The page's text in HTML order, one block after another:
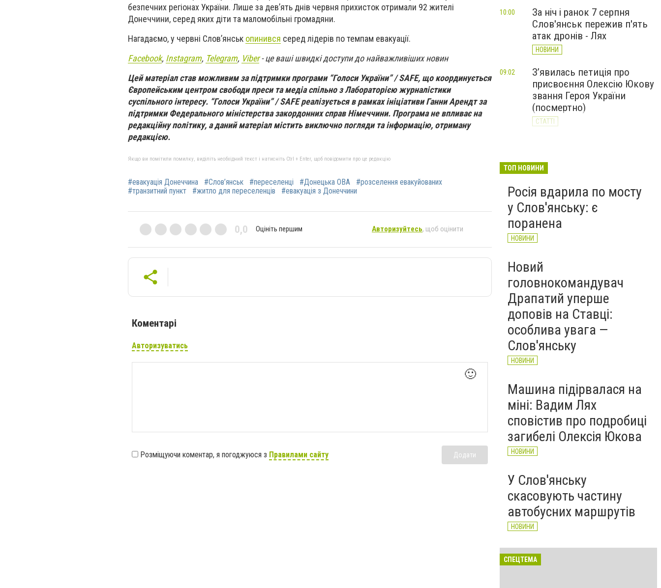
безпечних регіонах України. Лише за дев’ять днів червня прихисток отримали 92 жителі
Донеччини, серед яких діти та маломобільні громадяни.
Нагадаємо, у червні Слов’янськ опинився серед лідерів по темпам евакуації.
Facebook, Instagram, Telegram, Viber- це ваші швидкі доступи до найважливіших новин
Цей матеріал став можливим за підтримки програми “Голоси України” / SAFE, що координується
Європейським центром свободи преси та медіа спільно з Лабораторією журналістики
суспільного інтересу. “Голоси України” / SAFE реалізується в рамках ініціативи Ганни Арендт за
підтримки Федерального міністерства закордонних справ Німеччини. Програма не впливає на
редакційну політику, а даний матеріал містить виключно погляди та інформацію, отриману
редакцією.
Якщо ви помітили помилку, виділіть необхідний текст і натисніть Ctrl + Enter, щоб повідомити про це редакцію
#евакуація Донеччина #Слов’янськ #переселенці #Донецька ОВА
#розселення евакуйованих
#транзитний пункт
#житло для переселенців #евакуація з Донеччини
0,0 Оцініть першим Авторизуйтесь, щоб оцінити
Коментарі
Авторизуватись
🙂
Розміщуючи коментар, я погоджуюся з Правилами сайту Додати
За ніч і ранок 7 серпня
Слов'янськ пережив п'ять
атак дронів - Лях
НОВИНИ
10:00
З’явилась петиція про
присвоєння Олексію Юкову
звання Героя України
(посмертно)
СТАТТІ
09:02
річний чоловік у реанімації
ТОП НОВИНИ
Росія вдарила по мосту
у Слов'янську: є
поранена
НОВИНИ
Новий
головнокомандувач
Драпатий уперше
доповів на Ставці:
особлива увага —
Слов'янську
НОВИНИ
Машина підірвалася на
міні: Вадим Лях
сповістив про подробиці
загибелі Олексія Юкова
НОВИНИ
У Слов'янську
скасовують частину
автобусних маршрутів
НОВИНИ
СПЕЦТЕМА